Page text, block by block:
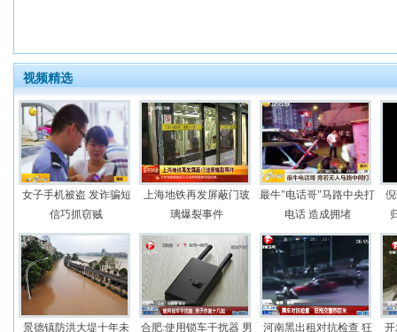
视频精选
女子手机被盗 发诈骗短
信巧抓窃贼
上海地铁再发屏蔽门玻
璃爆裂事件
最牛"电话哥"马路中央打
电话 造成拥堵
景德镇防洪大堤十年未
合肥:使用锁车干扰器 男
河南黑出租对抗检查 狂